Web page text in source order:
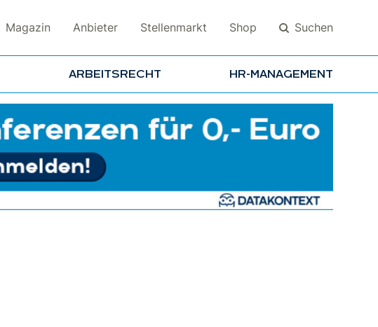
Magazin Anbieter Stellenmarkt Shop Suchen
ARBEITSRECHT HR-MANAGEMENT
Suchen